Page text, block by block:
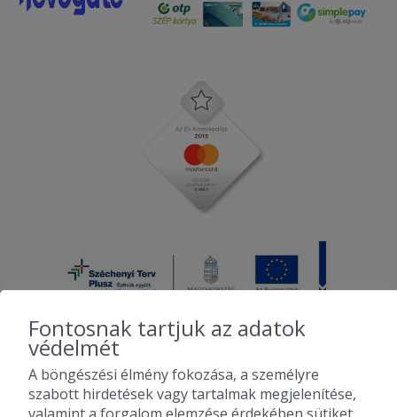
2010-2026 Copyright - Falatozz.hu - Diston-line Kft.
Fontosnak tartjuk az adatok
védelmét
A böngészési élmény fokozása, a személyre
szabott hirdetések vagy tartalmak megjelenítése,